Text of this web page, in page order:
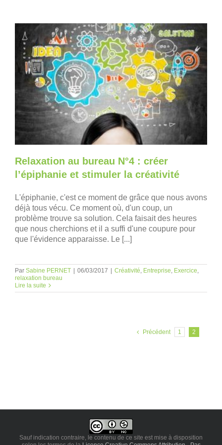
Relaxation au bureau N°4 : créer
l’épiphanie et stimuler la créativité
L'épiphanie, c'est ce moment de grâce que nous avons
déjà tous vécu. Ce moment où, d'un coup, un
problème trouve sa solution. Cela faisait des heures
que nous cherchions et il a suffi d'une coupure pour
que l'évidence apparaisse. Le [...]
Par Sabine PERNET | 06/03/2017 | Créativité Entreprise Exercice
relaxation bureau
Lire la suite
Précédent 1 2
Sauf indication contraire, le contenu de ce site est mise à disposition